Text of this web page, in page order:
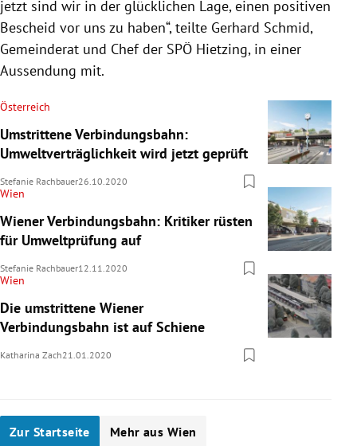
jetzt sind wir in der glücklichen Lage, einen positiven
Bescheid vor uns zu haben“, teilte Gerhard Schmid,
Gemeinderat und Chef der SPÖ Hietzing, in einer
Aussendung mit.
Österreich
Umstrittene Verbindungsbahn:
Umweltverträglichkeit wird jetzt geprüft
Stefanie Rachbauer26.10.2020
Wien
Wiener Verbindungsbahn: Kritiker rüsten
für Umweltprüfung auf
Stefanie Rachbauer12.11.2020
Wien
Die umstrittene Wiener
Verbindungsbahn ist auf Schiene
Katharina Zach21.01.2020
Zur Startseite Mehr aus Wien